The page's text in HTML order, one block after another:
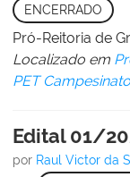
ENCERRADO
Pró-Reitoria de
Localizado em
PET Campesinato
Edital 01/
por Raul Victor da